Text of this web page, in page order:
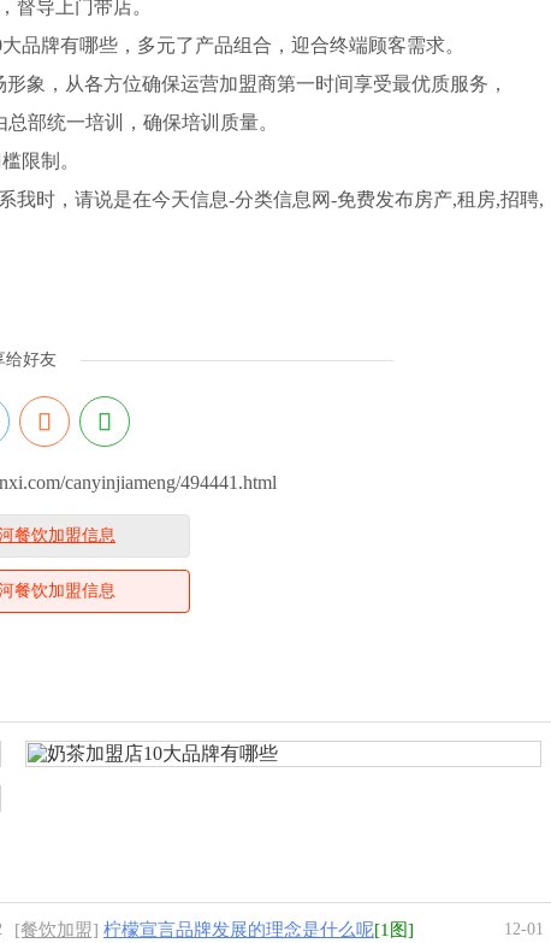
督导上门带店。
品牌有哪些，多元了产品组合，迎合终端顾客需求。
象，从各方位确保运营加盟商第一时间享受最优质服务，
部统一培训，确保培训质量。
限制。
我时，请说是在今天信息-分类信息网-免费发布房产,租房,招聘,
给好友
canyinjiameng/494441.html
餐饮加盟信息
餐饮加盟信息
[餐饮加盟] 柠檬宣言品牌发展的理念是什么呢[1图] 12-01